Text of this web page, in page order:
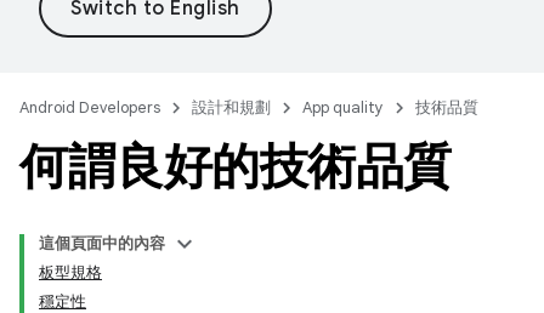
Android Developers 設計和規劃 App quality 技術品質
何謂良好的技術品質
這個頁面中的內容
板型規格
穩定性